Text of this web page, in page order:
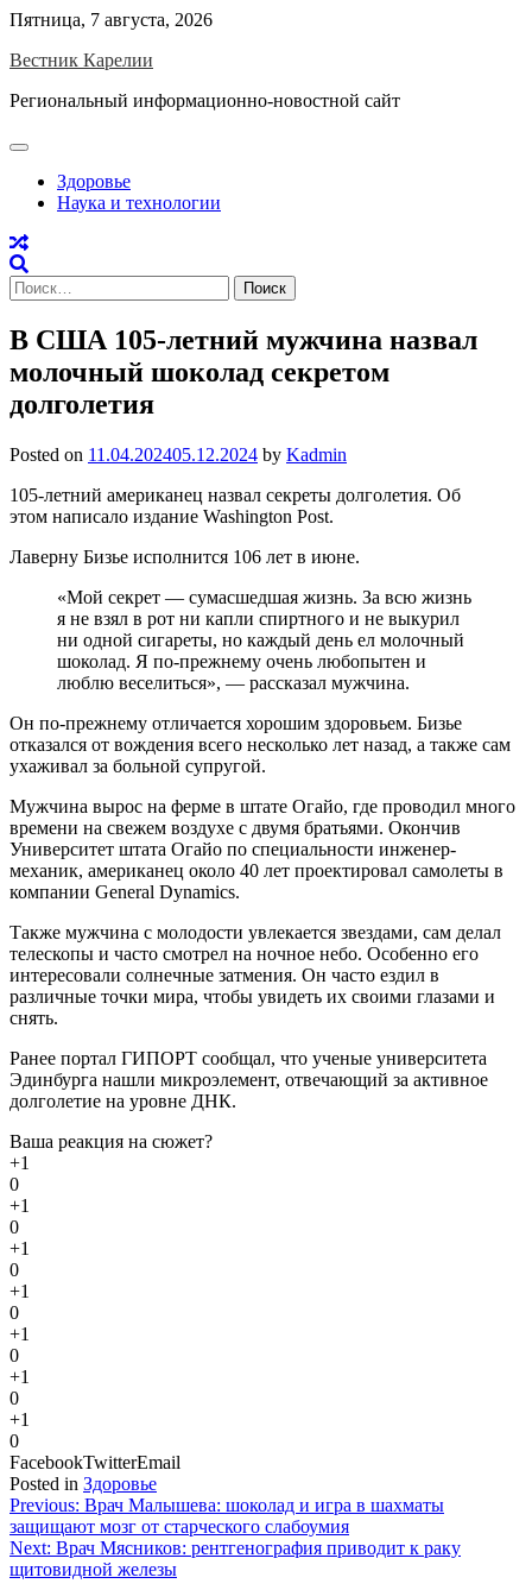
Skip
content
Пятница, 7 августа, 2026
Вестник Карелии
Региональный информационно-новостной сайт
Здоровье
Наука и технологии
Найти:
В США 105-летний мужчина назвал
молочный шоколад секретом
долголетия
Posted on 11.04.202405.12.2024 by Kadmin
105-летний американец назвал секреты долголетия. Об
этом написало издание Washington Post.
Лаверну Бизье исполнится 106 лет в июне.
«Мой секрет — сумасшедшая жизнь. За всю жизнь
я не взял в рот ни капли спиртного и не выкурил
ни одной сигареты, но каждый день ел молочный
шоколад. Я по-прежнему очень любопытен и
люблю веселиться», — рассказал мужчина.
Он по-прежнему отличается хорошим здоровьем. Бизье
отказался от вождения всего несколько лет назад, а также сам
ухаживал за больной супругой.
Мужчина вырос на ферме в штате Огайо, где проводил много
времени на свежем воздухе с двумя братьями. Окончив
Университет штата Огайо по специальности инженер-
механик, американец около 40 лет проектировал самолеты в
компании General Dynamics.
Также мужчина с молодости увлекается звездами, сам делал
телескопы и часто смотрел на ночное небо. Особенно его
интересовали солнечные затмения. Он часто ездил в
различные точки мира, чтобы увидеть их своими глазами и
снять.
Ранее портал ГИПОРТ сообщал, что ученые университета
Эдинбурга нашли микроэлемент, отвечающий за активное
долголетие на уровне ДНК.
Ваша реакция на сюжет?
+1
0
+1
0
+1
0
+1
0
+1
0
+1
0
+1
0
FacebookTwitterEmail
Posted in Здоровье
Навигация
по
записям
Previous: Врач Малышева: шоколад и игра в шахматы
защищают мозг от старческого слабоумия
Next: Врач Мясников: рентгенография приводит к раку
щитовидной железы